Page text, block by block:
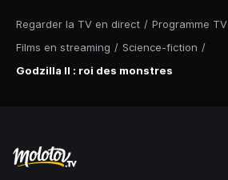
Regarder la TV en direct / Programme TV
Films en streaming / Science-fiction /
Godzilla II : roi des monstres